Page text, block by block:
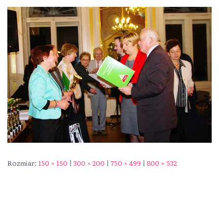
Rozmiar: 150 × 150 | 300 × 200 | 750 × 499 | 800 × 532